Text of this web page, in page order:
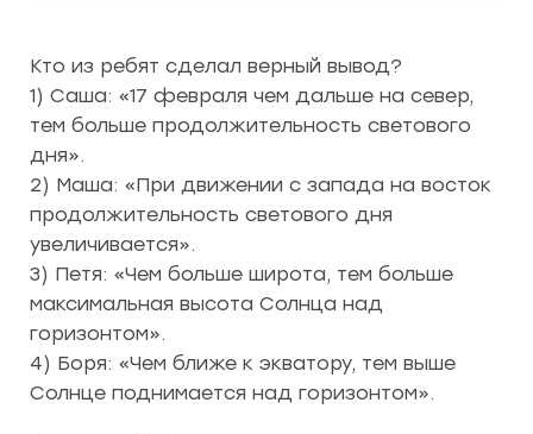
Кто из ребят сделал верный вывод?
1) Саша: «17 февраля чем дальше на север,
тем больше продолжительность светового
дня».
2) Маша: «При движении с запада на восток
продолжительность светового дня
увеличивается».
3) Петя: «Чем больше широта, тем больше
максимальная высота Солнца над
горизонтом».
4) Боря: «Чем ближе к экватору, тем выше
Солнце поднимается над горизонтом».